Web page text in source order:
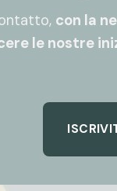
con la
le nostre